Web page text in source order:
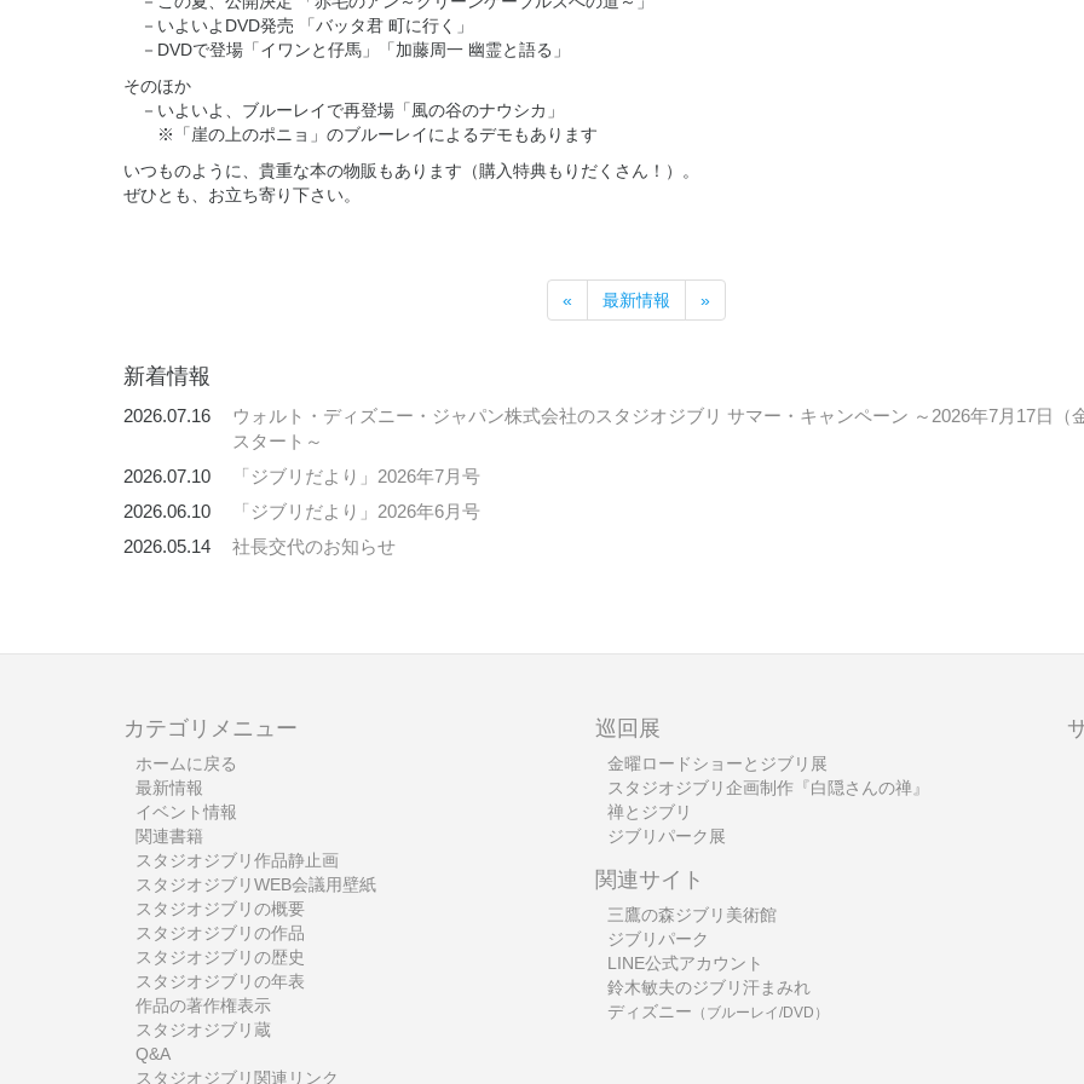
－いよいよDVD発売 「バッタ君 町に行く」
－DVDで登場「イワンと仔馬」「加藤周一 幽霊と語る」
そのほか
－いよいよ、ブルーレイで再登場「風の谷のナウシカ」
※「崖の上のポニョ」のブルーレイによるデモもあります
いつものように、貴重な本の物販もあります（購入特典もりだくさん！）。
ぜひとも、お立ち寄り下さい。
« 最新情報 »
新着情報
2026.07.16
ウォルト・ディズニー・ジャパン株式会社のスタジオジブリ サマー・キャンペーン ～2026年7月17日（
スタート～
2026.07.10
「ジブリだより」2026年7月号
2026.06.10
「ジブリだより」2026年6月号
2026.05.14
社長交代のお知らせ
カテゴリメニュー
ホームに戻る
最新情報
イベント情報
関連書籍
スタジオジブリ作品静止画
スタジオジブリWEB会議用壁紙
スタジオジブリの概要
スタジオジブリの作品
スタジオジブリの歴史
スタジオジブリの年表
作品の著作権表示
スタジオジブリ蔵
Q&A
スタジオジブリ関連リンク
巡回展
金曜ロードショーとジブリ展
スタジオジブリ企画制作『白隠さんの禅』
禅とジブリ
ジブリパーク展
関連サイト
三鷹の森ジブリ美術館
ジブリパーク
LINE公式アカウント
鈴木敏夫のジブリ汗まみれ
ディズニー （ブルーレイ/DVD）